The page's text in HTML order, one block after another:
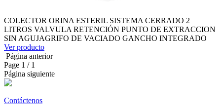
COLECTOR ORINA ESTERIL SISTEMA CERRADO 2
LITROS VALVULA RETENCIÓN PUNTO DE EXTRACCION
SIN AGUJAGRIFO DE VACIADO GANCHO INTEGRADO
Ver producto
Página anterior
Page 1 / 1
Página siguiente
Contáctenos